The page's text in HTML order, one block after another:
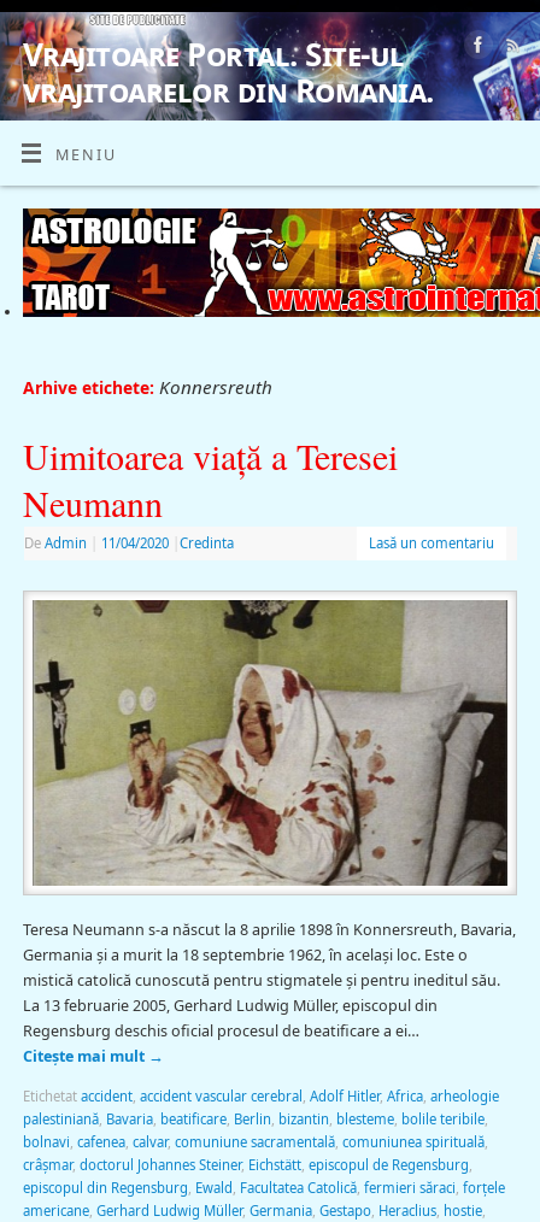
Vrajitoare Portal. Site-ul
vrajitoarelor din Romania.
VRAJITOARE, VRAJITOARELE, VRAJITOARE
MENIU
Arhive etichete: Konnersreuth
Uimitoarea viaţă a Teresei
Neumann
De Admin 11/04/2020 Credinta Lasă un comentariu
Teresa Neumann s-a născut la 8 aprilie 1898 în Konnersreuth, Bavaria,
Germania şi a murit la 18 septembrie 1962, în același loc. Este o
mistică catolică cunoscută pentru stigmatele și pentru ineditul său.
La 13 februarie 2005, Gerhard Ludwig Müller, episcopul din
Regensburg deschis oficial procesul de beatificare a ei…
Citește mai mult →
Etichetat accident, accident vascular cerebral Adolf Hitler, Africa, arheologie
palestiniană, Bavaria, beatificare, Berlin bizantin blesteme, bolile teribile,
bolnavi cafenea, calvar, comuniune sacramentală, comuniunea spirituală,
crâşmar, doctorul Johannes Steiner, Eichstätt, episcopul de Regensburg
episcopul din Regensburg Ewald Facultatea Catolică, fermieri săraci forțele
americane, Gerhard Ludwig Müller, Germania, Gestapo, Heraclius, hostie,